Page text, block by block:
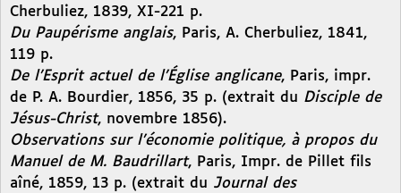
Cherbuliez, 1839, XI-221 p.
Du Paupérisme anglais, Paris, A. Cherbuliez, 1841,
119 p.
De l’Esprit actuel de l’Église anglicane, Paris, impr.
de P. A. Bourdier, 1856, 35 p. (extrait du Disciple de
Jésus-Christ, novembre 1856).
Observations sur l’économie politique, à propos du
Manuel de M. Baudrillart, Paris, Impr. de Pillet fils
aîné, 1859, 13 p. (extrait du Journal des